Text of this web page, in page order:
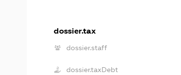
dossier.tax
dossier.staff
dossier.taxDebt